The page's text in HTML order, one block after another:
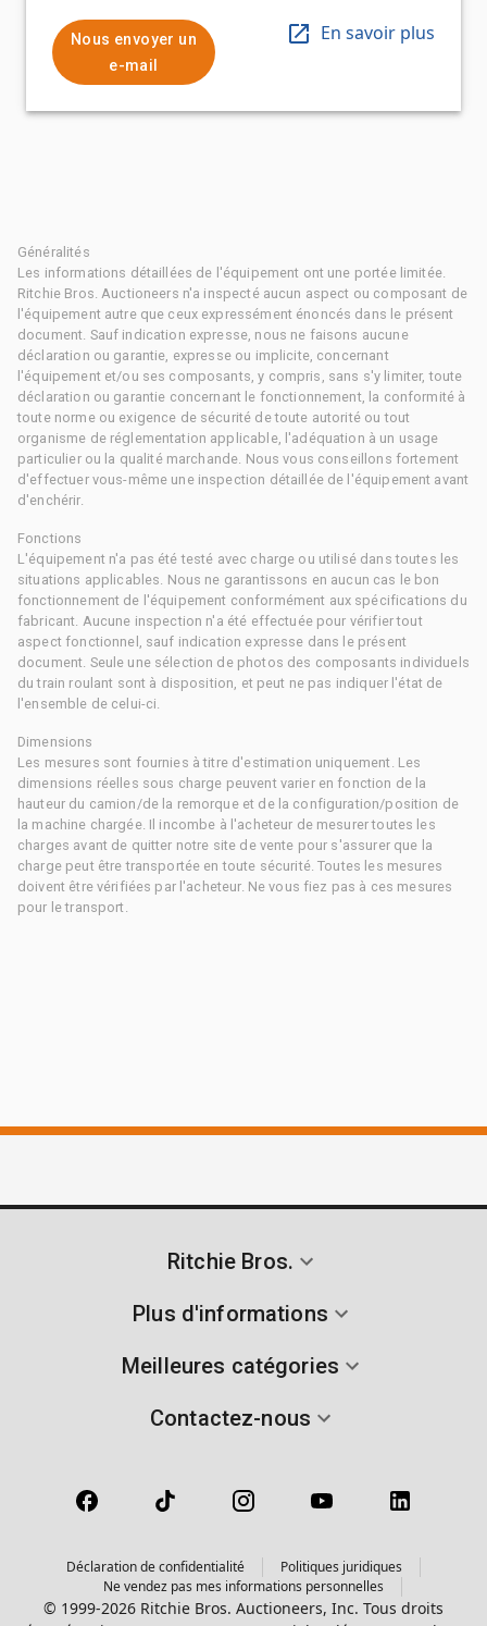
Nous envoyer un
e-mail
En savoir plus
Généralités
Les informations détaillées de l'équipement ont une portée limitée.
Ritchie Bros. Auctioneers n'a inspecté aucun aspect ou composant de
l'équipement autre que ceux expressément énoncés dans le présent
document. Sauf indication expresse, nous ne faisons aucune
déclaration ou garantie, expresse ou implicite, concernant
l'équipement et/ou ses composants, y compris, sans s'y limiter, toute
déclaration ou garantie concernant le fonctionnement, la conformité à
toute norme ou exigence de sécurité de toute autorité ou tout
organisme de réglementation applicable, l'adéquation à un usage
particulier ou la qualité marchande. Nous vous conseillons fortement
d'effectuer vous-même une inspection détaillée de l'équipement avant
d'enchérir.
Fonctions
L'équipement n'a pas été testé avec charge ou utilisé dans toutes les
situations applicables. Nous ne garantissons en aucun cas le bon
fonctionnement de l'équipement conformément aux spécifications du
fabricant. Aucune inspection n'a été effectuée pour vérifier tout
aspect fonctionnel, sauf indication expresse dans le présent
document. Seule une sélection de photos des composants individuels
du train roulant sont à disposition, et peut ne pas indiquer l'état de
l'ensemble de celui-ci.
Dimensions
Les mesures sont fournies à titre d'estimation uniquement. Les
dimensions réelles sous charge peuvent varier en fonction de la
hauteur du camion/de la remorque et de la configuration/position de
la machine chargée. Il incombe à l'acheteur de mesurer toutes les
charges avant de quitter notre site de vente pour s'assurer que la
charge peut être transportée en toute sécurité. Toutes les mesures
doivent être vérifiées par l'acheteur. Ne vous fiez pas à ces mesures
pour le transport.
Ritchie Bros.
Plus d'informations
Meilleures catégories
Contactez-nous
Déclaration de confidentialité
Politiques juridiques
Ne vendez pas mes informations personnelles
© 1999-2026 Ritchie Bros. Auctioneers, Inc. Tous droits